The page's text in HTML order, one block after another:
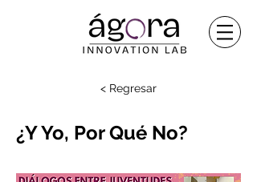
< Regresar
¿Y Yo, Por Qué No?